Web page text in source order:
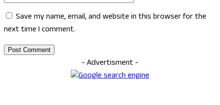
Save my name, email, and website in this browser for the
next time I comment.
- Advertisment -